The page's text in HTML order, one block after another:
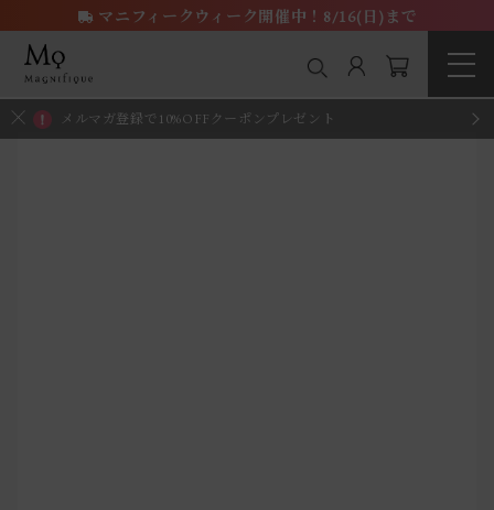
メルマガ登録で10%OFFクーポンプレゼント
マニフィークウィーク開催中！8/16(日)まで